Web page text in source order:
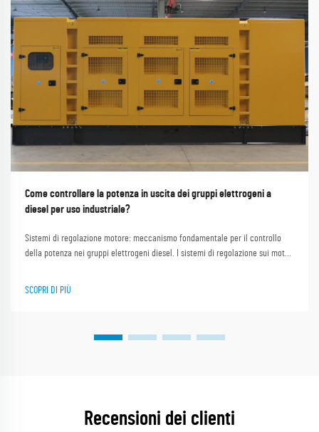
Come controllare la potenza in uscita dei gruppi elettrogeni a
diesel per uso industriale?
Sistemi di regolazione motore: meccanismo fondamentale per il controllo
della potenza nei gruppi elettrogeni diesel. I sistemi di regolazione sui motori
contribuendo a mantenere costante la velocità di rotazione e la frequenza
SCOPRI DI PIÙ
Recensioni dei clienti